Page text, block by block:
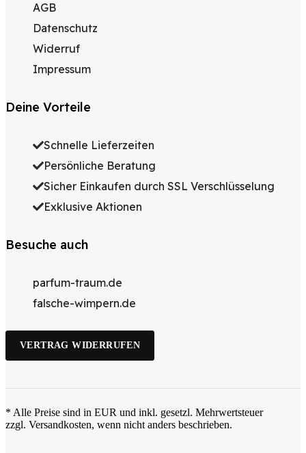
AGB
Datenschutz
Widerruf
Impressum
Deine Vorteile
Schnelle Lieferzeiten
Persönliche Beratung
Sicher Einkaufen durch SSL Verschlüsselung
Exklusive Aktionen
Besuche auch
parfum-traum.de
falsche-wimpern.de
VERTRAG WIDERRUFEN
* Alle Preise sind in EUR und inkl. gesetzl. Mehrwertsteuer
zzgl. Versandkosten, wenn nicht anders beschrieben.